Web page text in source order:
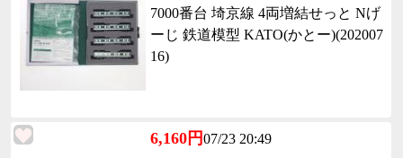
7000番台 埼京線 4両増結せっと Nげ
ーじ 鉄道模型 KATO(かとー)(202007
16)
6,160円07/23 20:49